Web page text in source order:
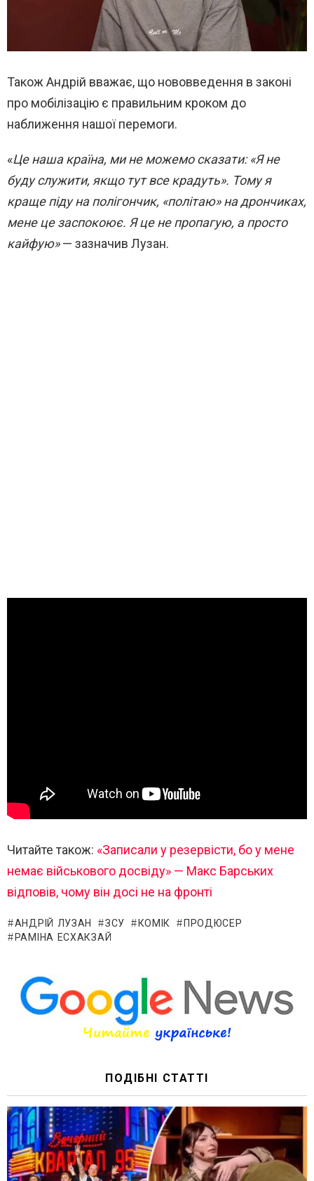
Також Андрій вважає, що нововведення в законі
про мобілізацію є правильним кроком до
наближення нашої перемоги.
«Це наша країна, ми не можемо сказати: «Я не
буду служити, якщо тут все крадуть». Тому я
краще піду на полігончик, «політаю» на дрончиках,
мене це заспокоює. Я це не пропагую, а просто
кайфую»— зазначив Лузан.
Читайте також: «Записали у резервісти, бо у мене
немає військового досвіду» — Макс Барських
відповів, чому він досі не на фронті
АНДРІЙ ЛУЗАН ЗСУ КОМІК
ПРОДЮСЕР
РАМІНА ЕСХАКЗАЙ
ПОДІБНІ СТАТТІ